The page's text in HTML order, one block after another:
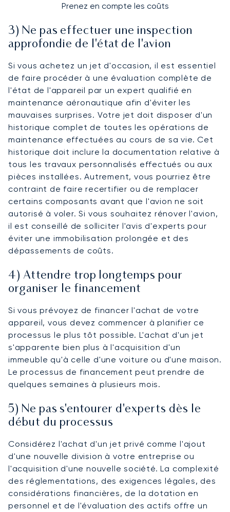
Prenez en compte les coûts
3) Ne pas effectuer une inspection
approfondie de l'état de l'avion
Si vous achetez un jet d'occasion, il est essentiel
de faire procéder à une évaluation complète de
l'état de l'appareil par un expert qualifié en
maintenance aéronautique afin d'éviter les
mauvaises surprises. Votre jet doit disposer d'un
historique complet de toutes les opérations de
maintenance effectuées au cours de sa vie. Cet
historique doit inclure la documentation relative à
tous les travaux personnalisés effectués ou aux
pièces installées. Autrement, vous pourriez être
contraint de faire recertifier ou de remplacer
certains composants avant que l'avion ne soit
autorisé à voler. Si vous souhaitez rénover l'avion,
il est conseillé de solliciter l'avis d'experts pour
éviter une immobilisation prolongée et des
dépassements de coûts.
4) Attendre trop longtemps pour
organiser le financement
Si vous prévoyez de financer l'achat de votre
appareil, vous devez commencer à planifier ce
processus le plus tôt possible. L'achat d'un jet
s'apparente bien plus à l'acquisition d'un
immeuble qu'à celle d'une voiture ou d'une maison.
Le processus de financement peut prendre de
quelques semaines à plusieurs mois.
5) Ne pas s'entourer d'experts dès le
début du processus
Considérez l'achat d'un jet privé comme l'ajout
d'une nouvelle division à votre entreprise ou
l'acquisition d'une nouvelle société. La complexité
des réglementations, des exigences légales, des
considérations financières, de la dotation en
personnel et de l'évaluation des actifs offre un